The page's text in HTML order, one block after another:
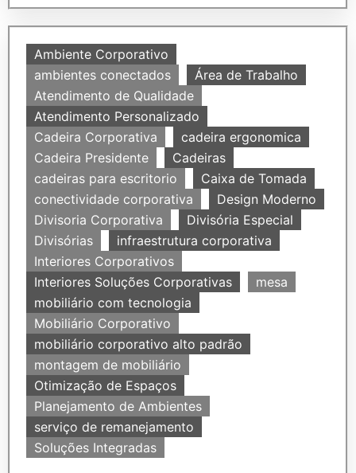
Ambiente Corporativo
ambientes conectados
Área de Trabalho
Atendimento de Qualidade
Atendimento Personalizado
Cadeira Corporativa
cadeira ergonomica
Cadeira Presidente
Cadeiras
cadeiras para escritorio
Caixa de Tomada
conectividade corporativa
Design Moderno
Divisoria Corporativa
Divisória Especial
Divisórias
infraestrutura corporativa
Interiores Corporativos
Interiores Soluções Corporativas
mesa
mobiliário com tecnologia
Mobiliário Corporativo
mobiliário corporativo alto padrão
montagem de mobiliário
Otimização de Espaços
Planejamento de Ambientes
serviço de remanejamento
Soluções Integradas